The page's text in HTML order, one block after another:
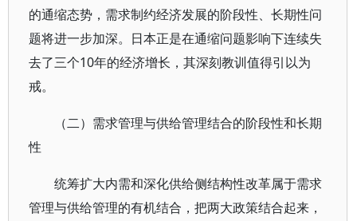
的通缩态势，需求制约经济发展的阶段性、长期性问
题将进一步加深。日本正是在通缩问题影响下连续失
去了三个10年的经济增长，其深刻教训值得引以为
戒。
（二）需求管理与供给管理结合的阶段性和长期
性
统筹扩大内需和深化供给侧结构性改革属于需求
管理与供给管理的有机结合，把两大政策结合起来，